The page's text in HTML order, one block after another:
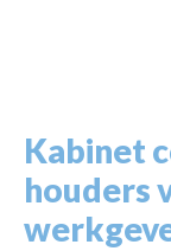
Kabinet
houders